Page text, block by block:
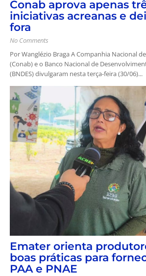
Conab aprova apenas
iniciativas acreanas e
fora
No Comments
Por Wanglézio Braga A Companhia Nacional
(Conab) e o Banco Nacional de
(BNDES) divulgaram nesta terça-feira (30/06)...
Emater orienta
boas práticas para
PAA e PNAE